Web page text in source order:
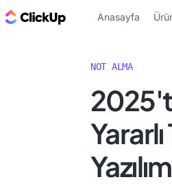
ClickUp Blog
Anasayfa
NOT ALMA